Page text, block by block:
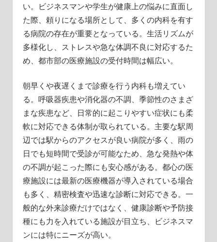
い。ビジネスマンや学生が健康上の悩みに直面し
た際、頼りになる場所として、多くの内科を有す
る病院の存在が重要となっている。生活リズムが
多様化し、ストレスや急な体調不良に対応するた
め、都市部の医療施設の受付時間は幅広い。
朝早くや夜遅くまで診療を行う内科も増えてい
る。呼吸器疾患や消化器の不調、季節性のさまざ
まな疾患など、日常的に起こりやすい症状にも柔
軟に対応できる体制が取られている。主要な駅周
辺では駅からのアクセスが良い病院が多く、雨の
日でも短時間で受診が可能なため、急な発熱や体
の不調が起こった際にも安心感がある。都心の医
療施設には最新の医療機器が導入されている場合
も多く、精密検査や迅速な診断に対応できる。一
般的な外来診療だけではなく、健康診断や予防接
種にも力を入れている施設が目立ち、ビジネスマ
ンには特にニーズが高い。